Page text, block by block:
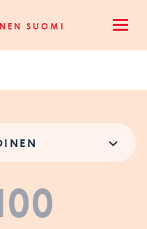
SUOMI